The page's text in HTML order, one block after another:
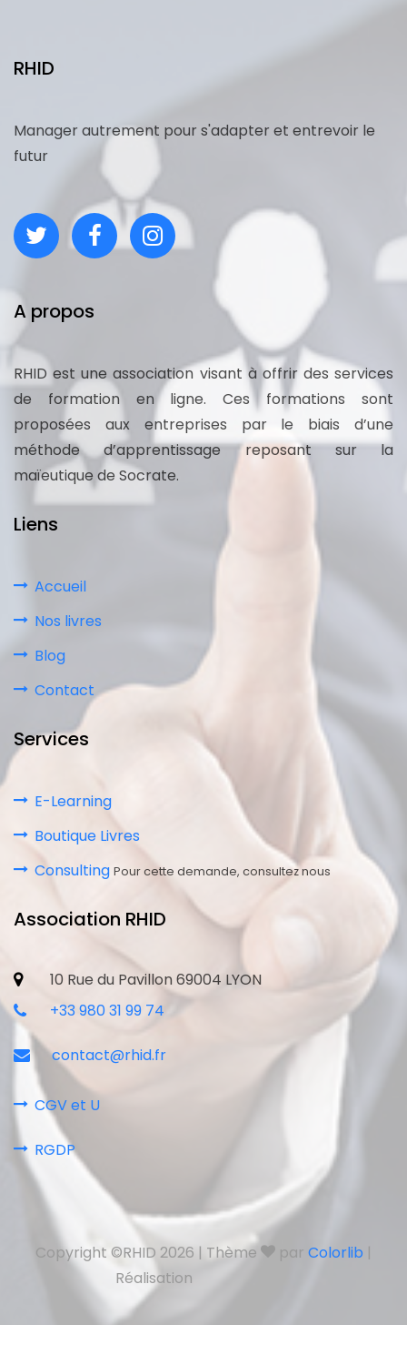
RHID
Manager autrement pour s'adapter et entrevoir le
futur
A propos
RHID est une association visant à offrir des services
de formation en ligne. Ces formations sont
proposées aux entreprises par le biais d’une
méthode d’apprentissage reposant sur la
maïeutique de Socrate.
Liens
Accueil
Nos livres
Blog
Contact
Services
E-Learning
Boutique Livres
Consulting Pour cette demande, consultez nous
Association RHID
10 Rue du Pavillon 69004 LYON
+33 980 31 99 74
contact@rhid.fr
CGV et U
RGDP
Copyright ©RHID 2026 | Thème par Colorlib |
Réalisation